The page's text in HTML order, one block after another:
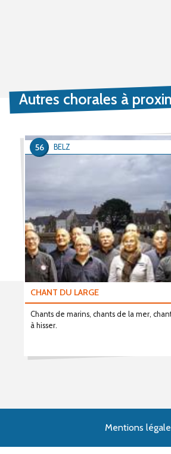
Autres chorales à
CHANT DU LARGE
Chants de marins, chants de la mer,
à hisser.
BELZ
56
Mentions